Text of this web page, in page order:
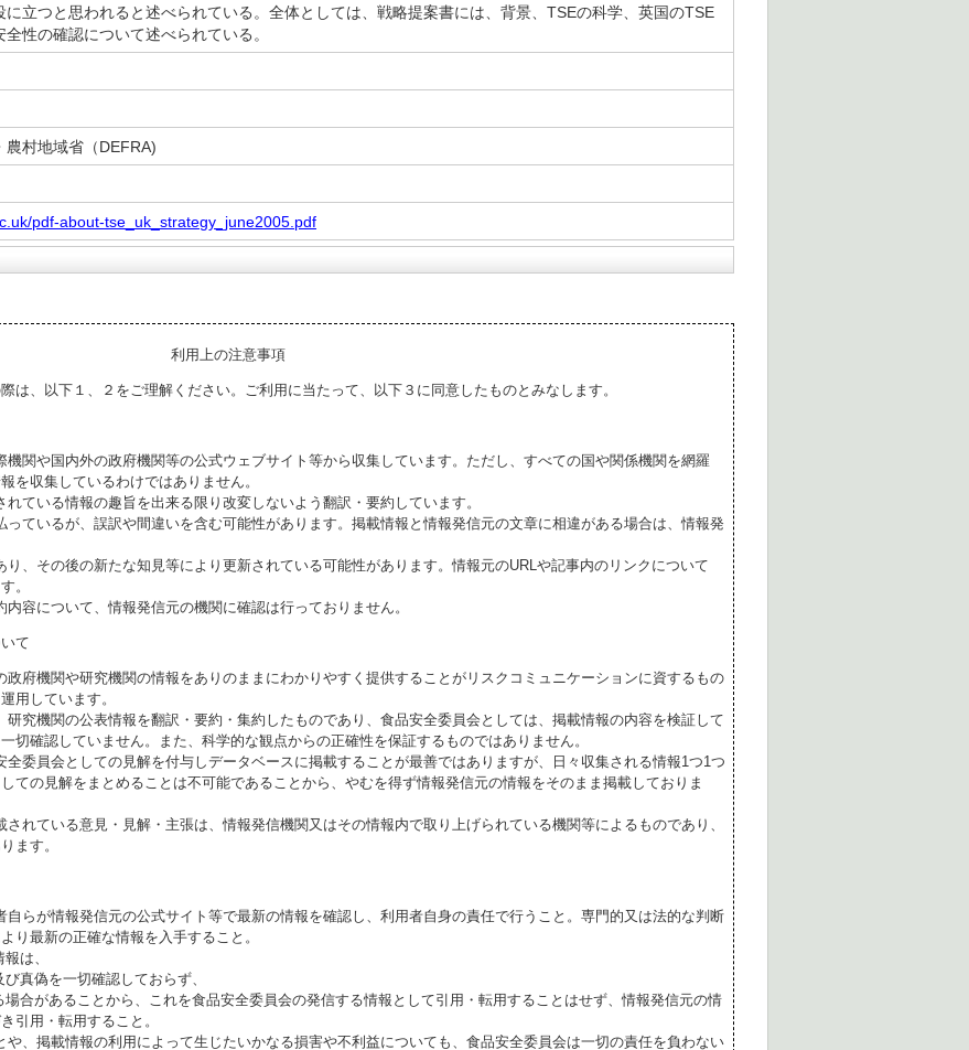
に立つと思われると述べられている。全体としては、戦略提案書には、背景、TSEの科学、英国のTSE
性の確認について述べられている。
農村地域省（DEFRA)
pdf-about-tse_uk_strategy_june2005.pdf
利用上の注意事項
は、以下１、２をご理解ください。ご利用に当たって、以下３に同意したものとみなします。
関や国内外の政府機関等の公式ウェブサイト等から収集しています。ただし、すべての国や関係機関を網羅
を収集しているわけではありません。
ている情報の趣旨を出来る限り改変しないよう翻訳・要約しています。
ているが、誤訳や間違いを含む可能性があります。掲載情報と情報発信元の文章に相違がある場合は、情報発
、その後の新たな知見等により更新されている可能性があります。情報元のURLや記事内のリンクについて
。
容について、情報発信元の機関に確認は行っておりません。
て
府機関や研究機関の情報をありのままにわかりやすく提供することがリスクコミュニケーションに資するもの
用しています。
究機関の公表情報を翻訳・要約・集約したものであり、食品安全委員会としては、掲載情報の内容を検証して
切確認していません。また、科学的な観点からの正確性を保証するものではありません。
委員会としての見解を付与しデータベースに掲載することが最善ではありますが、日々収集される情報1つ1つ
ての見解をまとめることは不可能であることから、やむを得ず情報発信元の情報をそのまま掲載しておりま
れている意見・見解・主張は、情報発信機関又はその情報内で取り上げられている機関等によるものであり、
ます。
らが情報発信元の公式サイト等で最新の情報を確認し、利用者自身の責任で行うこと。専門的又は法的な判断
り最新の正確な情報を入手すること。
は、
偽を一切確認しておらず、
があることから、これを食品安全委員会の発信する情報として引用・転用することはせず、情報発信元の情
引用・転用すること。
、掲載情報の利用によって生じたいかなる損害や不利益についても、食品安全委員会は一切の責任を負わない